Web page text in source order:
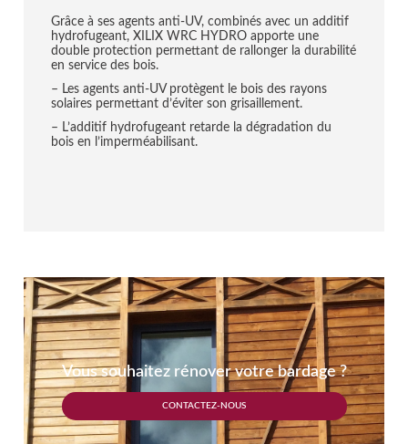
Grâce à ses agents anti-UV, combinés avec un additif
hydrofugeant, XILIX WRC HYDRO apporte une
double protection permettant de rallonger la durabilité
en service des bois.
– Les agents anti-UV protègent le bois des rayons
solaires permettant d’éviter son grisaillement.
– L’additif hydrofugeant retarde la dégradation du
bois en l’imperméabilisant.
Vous souhaitez rénover votre bardage ?
CONTACTEZ-NOUS